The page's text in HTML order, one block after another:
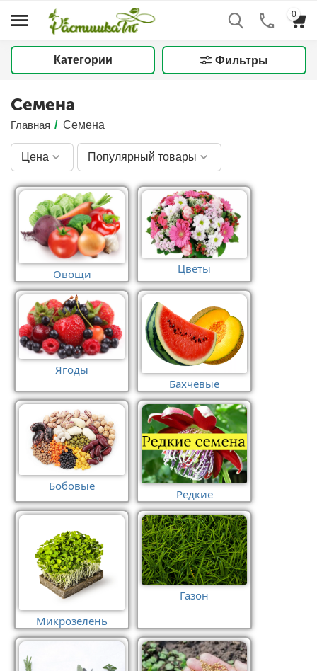
0
Категории Фильтры
Семена
Главная / Семена
Цена Популярный товары
Овощи Цветы
Ягоды
Бахчевые
Бобовые
Редкие
Микрозелень
Газон